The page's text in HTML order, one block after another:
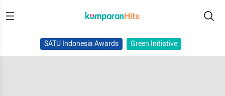
SATU Indonesia Awards Green Initiative